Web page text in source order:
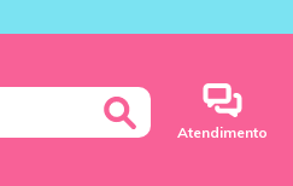
Atendimento